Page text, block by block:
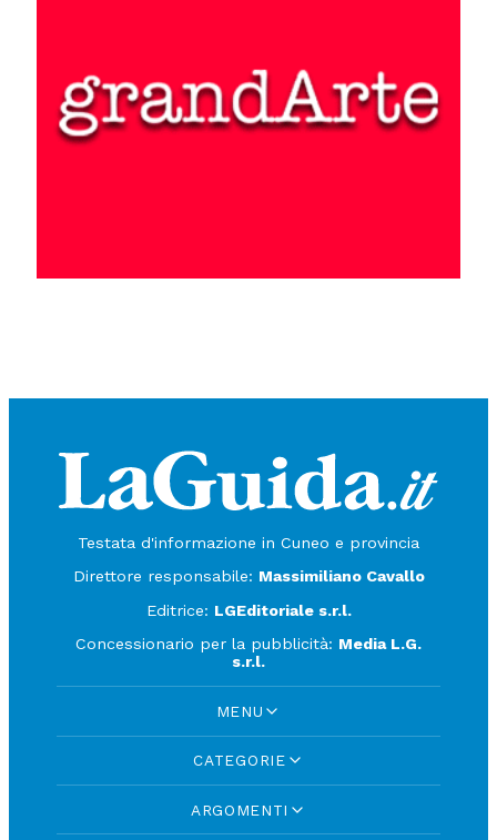
Testata d'informazione in Cuneo e provincia
Direttore responsabile: Massimiliano Cavallo
Editrice: LGEditoriale s.r.l.
Concessionario per la pubblicità: Media L.G.
s.r.l.
MENU
CATEGORIE
ARGOMENTI